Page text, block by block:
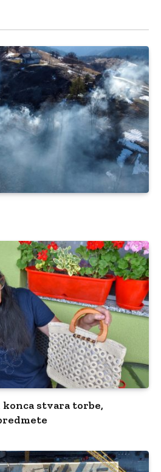
konca stvara torbe,